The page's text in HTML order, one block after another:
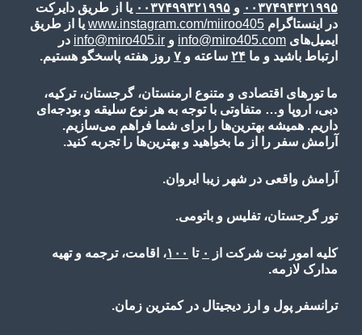
۰۰۳۷۴۹۴۳۲۱۹۹۵ و ۰۰۳۷۴۹۹۳۲۱۹۹۵ یا از طریق دایرکت
در اینستاگرام www.instagram.com/miiroo405 یا از طریق
ایمیل‌های info@miro405.com و info@miro405.ir در
ارتباط باشید و ما ۲۴ ساعته و ۷ روز هفته پاسخگو هستیم.
ما تورهای اقتصادی و متنوع ارمنستان، گرجستان، ترکیه،
دبی، اروپا و… متفاوتی با توجه به هر نوع سلیقه و بودجه‌ای
داریم. همیشه بهترین‌ها را برای شما فراهم می‌سازیم.
آرامش سفر را از ما بخواهید و بهترین‌ها را تجربه کنید.
آرامش واقعی در شهر زیبا ایروان.
تور گرجستان، تفلیس و باتومی.
کلیه امور ثبت شرکت از ۰ تا ۱۰۰، اقامت، ترجمه و تهیه
مدارک لازمه.
ترانسفر پول و ارز دیجیتال در کمترین زمان.